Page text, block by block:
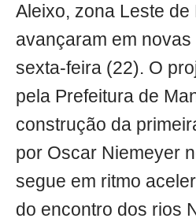
Aleixo, zona Leste de
avançaram em
sexta-feira (22). O
pela Prefeitura de
construção da
por Oscar Niemeyer
segue em ritmo
do encontro dos rios